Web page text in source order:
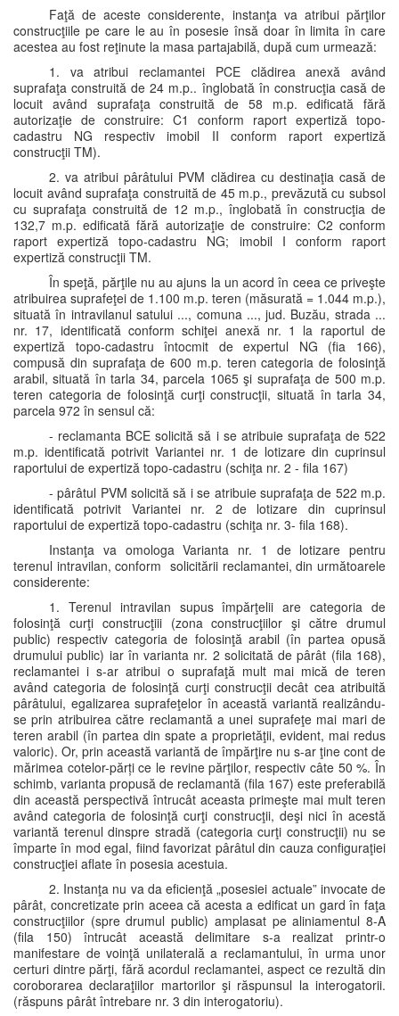
Faţă de aceste considerente, instanţa va atribui părţilor
construcţiile pe care le au în posesie însă doar în limita în care
acestea au fost reţinute la masa partajabilă, după cum urmează:
1. va atribui reclamantei PCE clădirea anexă având
suprafaţa construită de 24 m.p.. înglobată în construcţia casă de
locuit având suprafaţa construită de 58 m.p. edificată fără
autorizaţie de construire: C1 conform raport expertiză topo-
cadastru NG respectiv imobil II conform raport expertiză
construcţii TM).
2. va atribui pârâtului PVM clădirea cu destinaţia casă de
locuit având suprafaţa construită de 45 m.p., prevăzută cu subsol
cu suprafaţa construită de 12 m.p., înglobată în construcţia de
132,7 m.p. edificată fără autorizaţie de construire: C2 conform
raport expertiză topo-cadastru NG; imobil I conform raport
expertiză construcţii TM.
În speţă, părţile nu au ajuns la un acord în ceea ce priveşte
atribuirea suprafeţei de 1.100 m.p. teren (măsurată = 1.044 m.p.),
situată în intravilanul satului ..., comuna ..., jud. Buzău, strada ...
nr. 17, identificată conform schiţei anexă nr. 1 la raportul de
expertiză topo-cadastru întocmit de expertul NG (fia 166),
compusă din suprafaţa de 600 m.p. teren categoria de folosinţă
arabil, situată în tarla 34, parcela 1065 şi suprafaţa de 500 m.p.
teren categoria de folosinţă curţi construcţii, situată în tarla 34,
parcela 972 în sensul că:
- reclamanta BCE solicită să i se atribuie suprafaţa de 522
m.p. identificată potrivit Variantei nr. 1 de lotizare din cuprinsul
raportului de expertiză topo-cadastru (schiţa nr. 2 - fila 167)
- pârâtul PVM solicită să i se atribuie suprafaţa de 522 m.p.
identificată potrivit Variantei nr. 2 de lotizare din cuprinsul
raportului de expertiză topo-cadastru (schiţa nr. 3- fila 168).
Instanţa va omologa Varianta nr. 1 de lotizare pentru
terenul intravilan, conform solicitării reclamantei, din următoarele
considerente:
1. Terenul intravilan supus împărţelii are categoria de
folosinţă curţi construcţiii (zona construcţiilor şi către drumul
public) respectiv categoria de folosinţă arabil (în partea opusă
drumului public) iar în varianta nr. 2 solicitată de pârât (fila 168),
reclamantei i s-ar atribui o suprafaţă mult mai mică de teren
având categoria de folosinţă curţi construcţii decât cea atribuită
pârâtului, egalizarea suprafeţelor în această variantă realizându-
se prin atribuirea către reclamantă a unei suprafeţe mai mari de
teren arabil (în partea din spate a proprietăţii, evident, mai redus
valoric). Or, prin această variantă de împărţire nu s-ar ţine cont de
mărimea cotelor-părți ce le revine părţilor, respectiv câte 50 %. În
schimb, varianta propusă de reclamantă (fila 167) este preferabilă
din această perspectivă întrucât aceasta primeşte mai mult teren
având categoria de folosinţă curţi construcţii, deşi nici în acestă
variantă terenul dinspre stradă (categoria curţi construcţii) nu se
împarte în mod egal, fiind favorizat pârâtul din cauza configuraţiei
construcţiei aflate în posesia acestuia.
2. Instanţa nu va da eficienţă „posesiei actuale” invocate de
pârât, concretizate prin aceea că acesta a edificat un gard în faţa
construcţiilor (spre drumul public) amplasat pe aliniamentul 8-A
(fila 150) întrucât această delimitare s-a realizat printr-o
manifestare de voinţă unilaterală a reclamantului, în urma unor
certuri dintre părţi, fără acordul reclamantei, aspect ce rezultă din
coroborarea declaraţiilor martorilor şi răspunsul la interogatorii.
(răspuns pârât întrebare nr. 3 din interogatoriu).